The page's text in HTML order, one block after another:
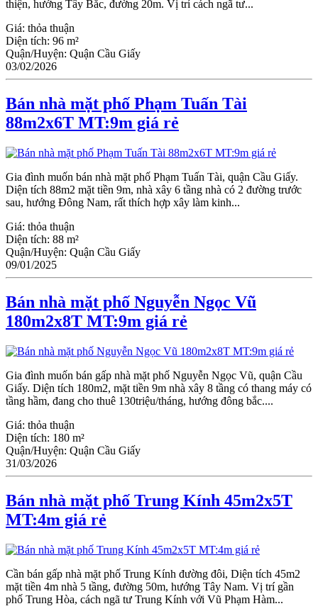
thiện, hướng Tây Bắc, đường 20m. Vị trí cách ngã tư...
Giá: thỏa thuận
Diện tích: 96 m²
Quận/Huyện: Quận Cầu Giấy
03/02/2026
Bán nhà mặt phố Phạm Tuấn Tài
88m2x6T MT:9m giá rẻ
Gia đình muốn bán nhà mặt phố Phạm Tuấn Tài, quận Cầu Giấy.
Diện tích 88m2 mặt tiền 9m, nhà xây 6 tầng nhà có 2 đường trước
sau, hướng Đông Nam, rất thích hợp xây làm kinh...
Giá: thỏa thuận
Diện tích: 88 m²
Quận/Huyện: Quận Cầu Giấy
09/01/2025
Bán nhà mặt phố Nguyễn Ngọc Vũ
180m2x8T MT:9m giá rẻ
Gia đình muốn bán gấp nhà mặt phố Nguyễn Ngọc Vũ, quận Cầu
Giấy. Diện tích 180m2, mặt tiền 9m nhà xây 8 tầng có thang máy có
tầng hầm, đang cho thuê 130triệu/tháng, hướng đông bắc....
Giá: thỏa thuận
Diện tích: 180 m²
Quận/Huyện: Quận Cầu Giấy
31/03/2026
Bán nhà mặt phố Trung Kính 45m2x5T
MT:4m giá rẻ
Cần bán gấp nhà mặt phố Trung Kính đường đôi, Diện tích 45m2
mặt tiền 4m nhà 5 tầng, đường 50m, hướng Tây Nam. Vị trí gần
phố Trung Hòa, cách ngã tư Trung Kính với Vũ Phạm Hàm...